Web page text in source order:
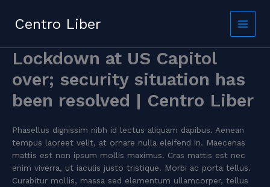
contentCentro Liber
Lockdown at US Capitol
over; security situation has
been resolved | Centro Liber
Phasellus dignissim nibh id lectus aliquam dapibus. Aenean
tempus laoreet velit, at ornare nulla eleifend in. Maecenas
mattis est non ipsum mollis maximus. Cras mattis est nec
enim viverra, ut iaculis justo tristique. Morbi ac porta tellus.
Curabitur mollis, massa sed elementum ullamcorper, tellus